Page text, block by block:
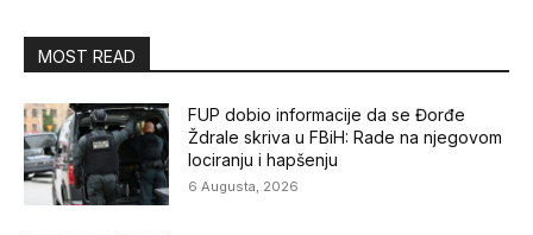
MOST READ
FUP dobio informacije da se Đorđe
Ždrale skriva u FBiH: Rade na njegovom
lociranju i hapšenju
6 Augusta, 2026